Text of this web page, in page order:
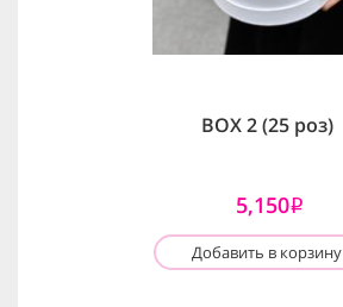
BOX 2 (25 роз)
5,150i
Добавить в корзину